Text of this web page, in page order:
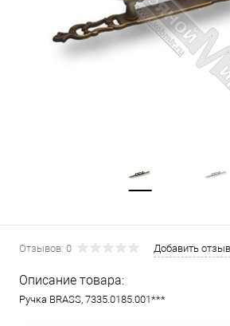
Отзывов: 0 Добавить отзыв
Описание товара:
Ручка BRASS, 7335.0185.001***